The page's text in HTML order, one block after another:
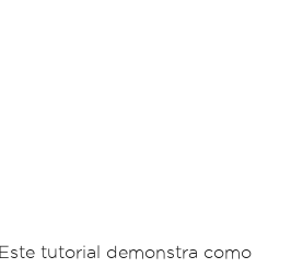
tutorial demonstra como